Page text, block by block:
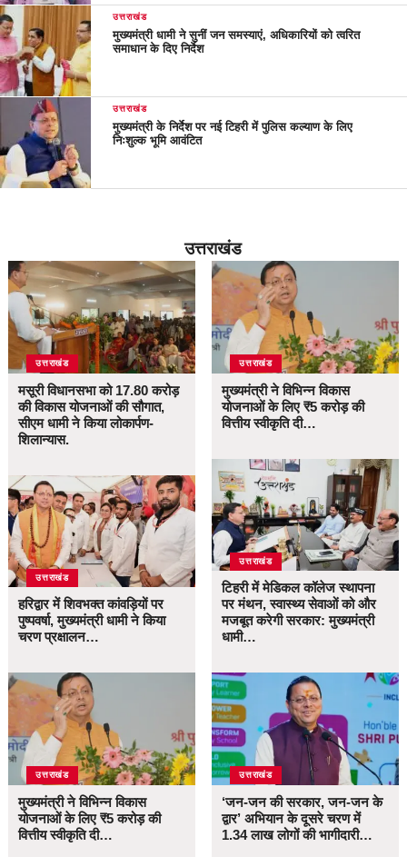
उत्तराखंड
मुख्यमंत्री धामी ने सुनीं जन समस्याएं, अधिकारियों को त्वरित
समाधान के दिए निर्देश
उत्तराखंड
मुख्यमंत्री के निर्देश पर नई टिहरी में पुलिस कल्याण के लिए
निःशुल्क भूमि आवंटित
उत्तराखंड
उत्तराखंड
मसूरी विधानसभा को 17.80 करोड़
की विकास योजनाओं की सौगात,
सीएम धामी ने किया लोकार्पण-
शिलान्यास.
उत्तराखंड
हरिद्वार में शिवभक्त कांवड़ियों पर
पुष्पवर्षा, मुख्यमंत्री धामी ने किया
चरण प्रक्षालन…
उत्तराखंड
मुख्यमंत्री ने विभिन्न विकास
योजनाओं के लिए ₹5 करोड़ की
वित्तीय स्वीकृति दी…
उत्तराखंड
मुख्यमंत्री ने विभिन्न विकास
योजनाओं के लिए ₹5 करोड़ की
वित्तीय स्वीकृति दी…
उत्तराखंड
टिहरी में मेडिकल कॉलेज स्थापना
पर मंथन, स्वास्थ्य सेवाओं को और
मजबूत करेगी सरकार: मुख्यमंत्री
धामी…
उत्तराखंड
‘जन-जन की सरकार, जन-जन के
द्वार’ अभियान के दूसरे चरण में
1.34 लाख लोगों की भागीदारी…